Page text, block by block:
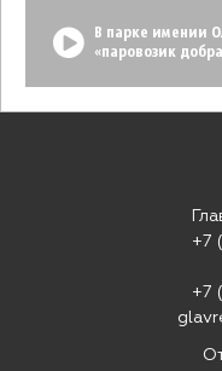
В парке имении
«паровозик
+7
+7